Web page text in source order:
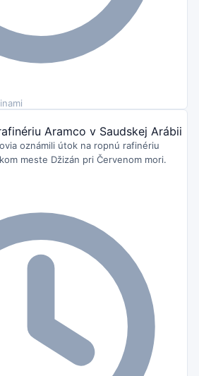
Aramco v Saudskej Arábii
oznámili útok na ropnú rafinériu
meste Džizán pri Červenom mori.